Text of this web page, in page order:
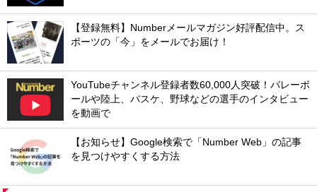
【登録無料】Numberメールマガジン好評配信中。ス
ポーツの「今」をメールでお届け！
YouTubeチャンネル登録者数60,000人突破！バレーボ
ールや陸上、バスケ、野球などの選手のインタビュー
を動画で
【お知らせ】Google検索で「Number Web」の記事
を見つけやすくする方法